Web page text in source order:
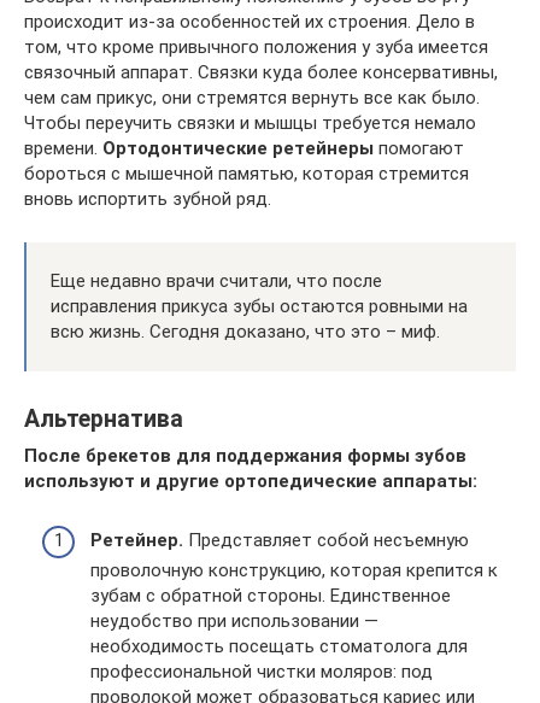
происходит из-за особенностей их строения. Дело в
том, что кроме привычного положения у зуба имеется
связочный аппарат. Связки куда более консервативны,
чем сам прикус, они стремятся вернуть все как было.
Чтобы переучить связки и мышцы требуется немало
времени. Ортодонтические ретейнеры помогают
бороться с мышечной памятью, которая стремится
вновь испортить зубной ряд.
Еще недавно врачи считали, что после
исправления прикуса зубы остаются ровными на
всю жизнь. Сегодня доказано, что это – миф.
Альтернатива
После брекетов для поддержания формы зубов
используют и другие ортопедические аппараты:
Ретейнер. Представляет собой несъемную
проволочную конструкцию, которая крепится к
зубам с обратной стороны. Единственное
неудобство при использовании —
необходимость посещать стоматолога для
профессиональной чистки моляров: под
проволокой может образоваться кариес или